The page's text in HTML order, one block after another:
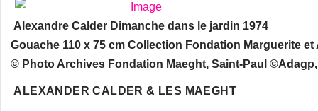
Alexandre Calder Dimanche dans le jardin 1974
Gouache 110 x 75 cm Collection Fondation Marguerite et
© Photo Archives Fondation Maeght, Saint-Paul ©Adagp,
ALEXANDER CALDER & LES MAEGHT